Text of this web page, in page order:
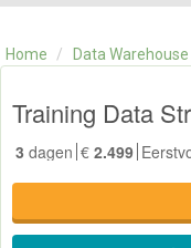
CATEGORIE
OVER ONS
SKILLS ALCHEMIST
Home / Data Warehouse
Training Data
3 dagen € 2.499